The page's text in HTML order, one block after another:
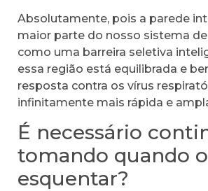
Absolutamente, pois a parede
maior parte do nosso sistema
como uma barreira seletiva
essa região está equilibrada e
resposta contra os vírus
infinitamente mais rápida e
É necessário
tomando quando
esquentar?